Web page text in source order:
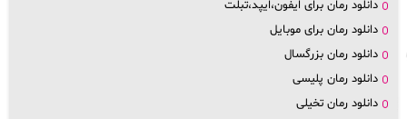
دانلود رمان برای ایفون،ایپد،تبلت
دانلود رمان برای موبایل
دانلود رمان بزرگسال
دانلود رمان پلیسی
دانلود رمان تخیلی